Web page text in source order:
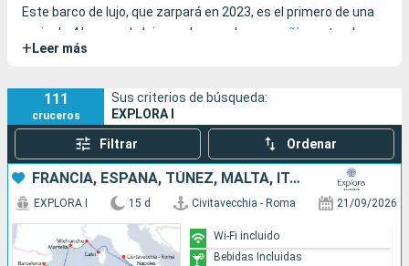
Este barco de lujo, que zarpará en 2023, es el primero de una
serie de 4 barcos de lujo con los que la
compañía
pretende
organizar viajes de nueva generación: usted es el centro de
+ Leer más
111
cruceros
Sus criterios de búsqueda:
EXPLORA I
Filtrar Ordenar
FRANCIA, ESPAÑA, TÚNEZ, MALTA, ITALIA
EXPLORA I 15 d Civitavecchia - Roma 21/09/2026
Wi-Fi incluido
Bebidas Incluidas